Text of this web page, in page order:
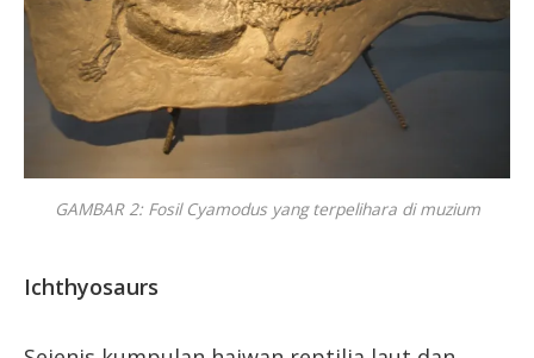
GAMBAR 2: Fosil Cyamodus yang terpelihara di muzium
Ichthyosaurs